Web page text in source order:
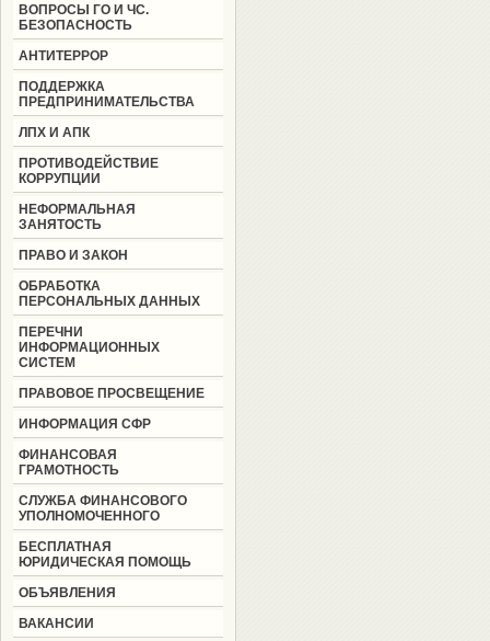
ВОПРОСЫ ГО И ЧС.
БЕЗОПАСНОСТЬ
АНТИТЕРРОР
ПОДДЕРЖКА
ПРЕДПРИНИМАТЕЛЬСТВА
ЛПХ И АПК
ПРОТИВОДЕЙСТВИЕ
КОРРУПЦИИ
НЕФОРМАЛЬНАЯ
ЗАНЯТОСТЬ
ПРАВО И ЗАКОН
ОБРАБОТКА
ПЕРСОНАЛЬНЫХ ДАННЫХ
ПЕРЕЧНИ
ИНФОРМАЦИОННЫХ
СИСТЕМ
ПРАВОВОЕ ПРОСВЕЩЕНИЕ
ИНФОРМАЦИЯ СФР
ФИНАНСОВАЯ
ГРАМОТНОСТЬ
СЛУЖБА ФИНАНСОВОГО
УПОЛНОМОЧЕННОГО
БЕСПЛАТНАЯ
ЮРИДИЧЕСКАЯ ПОМОЩЬ
ОБЪЯВЛЕНИЯ
ВАКАНСИИ